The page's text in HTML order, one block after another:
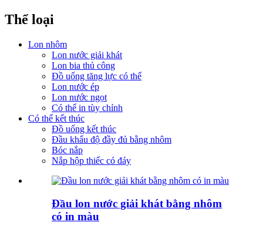
Thể loại
Lon nhôm
Lon nước giải khát
Lon bia thủ công
Đồ uống tăng lực có thể
Lon nước ép
Lon nước ngọt
Có thể in tùy chỉnh
Có thể kết thúc
Đồ uống kết thúc
Đầu khẩu độ đầy đủ bằng nhôm
Bóc nắp
Nắp hộp thiếc có đáy
Đầu lon nước giải khát bằng nhôm
có in màu